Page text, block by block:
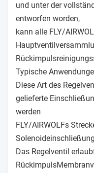
und unter der
entworfen worden,
kann alle FLY/
Typische
Diese Art des
gelieferte
werden
FLY/AIRWOLFs
Das Regelventil